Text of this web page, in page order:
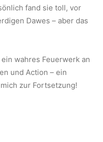
fand sie toll, vor
Dawes – aber das
ein wahres Feuerwerk an
und Action – ein
zur Fortsetzung!